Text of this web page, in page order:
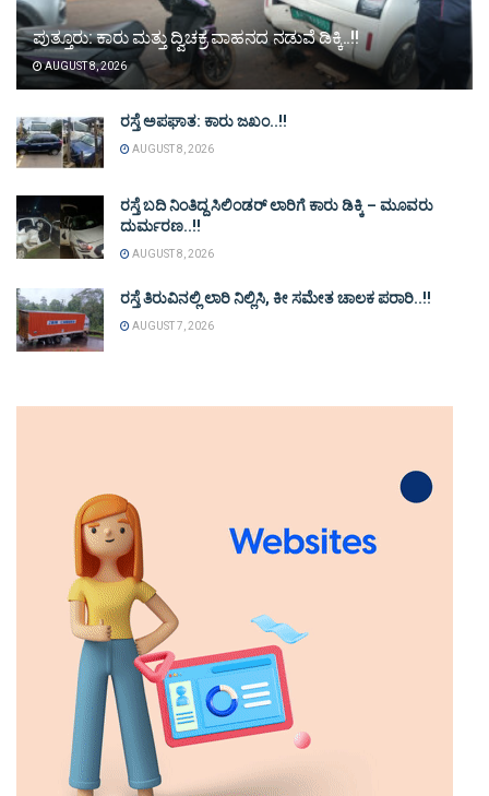
ಪುತ್ತೂರು: ಕಾರು ಮತ್ತು ದ್ವಿಚಕ್ರ ವಾಹನದ ನಡುವೆ ಡಿಕ್ಕಿ..!!
AUGUST 8, 2026
ರಸ್ತೆ ಅಪಘಾತ: ಕಾರು ಜಖಂ..!!
AUGUST 8, 2026
ರಸ್ತೆ ಬದಿ ನಿಂತಿದ್ದ ಸಿಲಿಂಡರ್ ಲಾರಿಗೆ ಕಾರು ಡಿಕ್ಕಿ – ಮೂವರು
ದುರ್ಮರಣ..!!
AUGUST 8, 2026
ರಸ್ತೆ ತಿರುವಿನಲ್ಲಿ ಲಾರಿ ನಿಲ್ಲಿಸಿ, ಕೀ ಸಮೇತ ಚಾಲಕ ಪರಾರಿ..!!
AUGUST 7, 2026